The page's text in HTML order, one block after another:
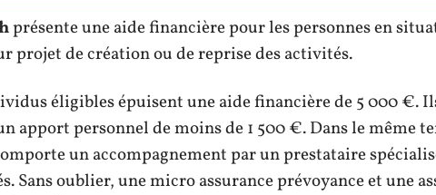
présente une aide financière pour les personnes en
projet de création ou de reprise des activités.
éligibles épuisent une aide financière de 5 000 €.
apport personnel de moins de 1 500 €. Dans le même
un accompagnement par un prestataire
Sans oublier, une micro assurance prévoyance et une